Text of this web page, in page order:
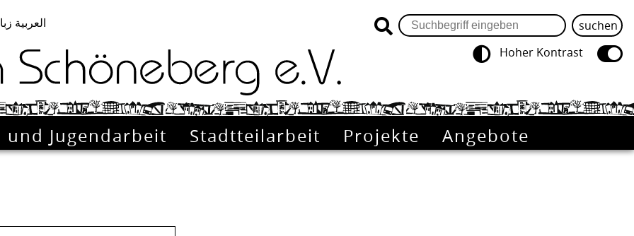
und Jugendarbeit Stadtteilarbeit Projekte Angebote
العربية
Hoher Kontrast